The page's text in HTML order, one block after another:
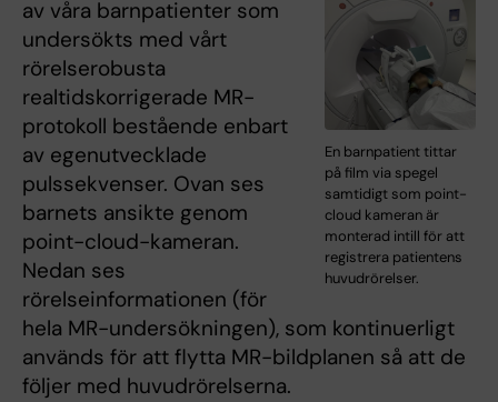
En barnpatient tittar
på film via spegel
samtidigt som point-
cloud kameran är
monterad intill för att
registrera patientens
huvudrörelser.
av våra barnpatienter som
undersökts med vårt
rörelserobusta
realtidskorrigerade MR-
protokoll bestående enbart
av egenutvecklade
pulssekvenser. Ovan ses
barnets ansikte genom
point-cloud-kameran.
Nedan ses
rörelseinformationen (för
hela MR-undersökningen), som kontinuerligt
används för att flytta MR-bildplanen så att de
följer med huvudrörelserna.